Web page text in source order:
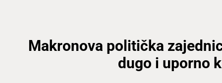
Makronova politička
dugo i uporno